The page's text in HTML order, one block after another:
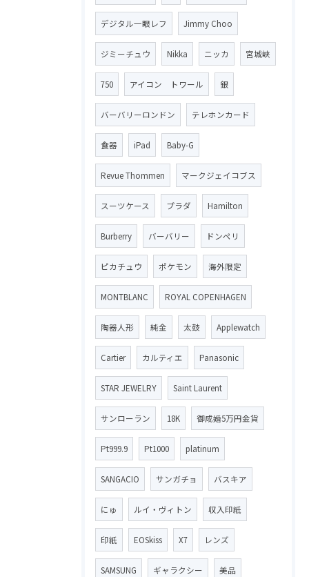
デジタル一眼レフ Jimmy Choo
ジミーチュウ Nikka ニッカ 宮城峡
750 アイコン トワール 銀
バーバリーロンドン テレホンカード
食器 iPad Baby-G
Revue Thommen マークジェイコブス
スーツケース プラダ Hamilton
Burberry バーバリー ドンペリ
ピカチュウ ポケモン 海外限定
MONTBLANC ROYAL COPENHAGEN
陶器人形 純金 太鼓 Applewatch
Cartier カルティエ Panasonic
STAR JEWELRY Saint Laurent
サンローラン 18K 御成婚5万円金貨
Pt999.9 Pt1000 platinum
SANGACIO サンガチョ バスキア
にゅ ルイ・ヴィトン 収入印紙
印紙 EOSkiss X7 レンズ
SAMSUNG ギャラクシー 美品